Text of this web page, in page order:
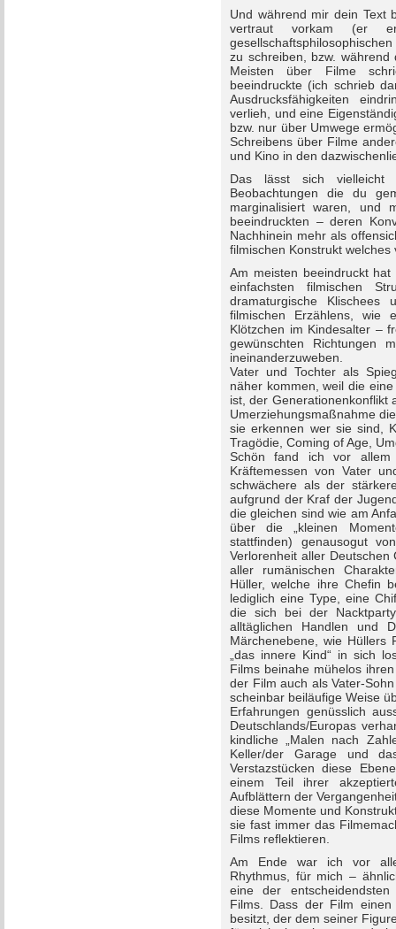
Und während mir dein Text
vertraut vorkam (er
zu schreiben, bzw.
Meisten über Filme
beeindruckte (ich schrieb
Ausdrucksfähigkeiten
verlieh, und eine
bzw. nur über Umwege
Schreibens über Filme
und Kino in den
Das lässt sich vielleicht
Beobachtungen die du
marginalisiert waren, und
beeindruckten – deren
Nachhinein mehr als
filmischen Konstrukt
Am meisten beeindruckt
einfachsten filmischen
dramaturgische Klischees
filmischen Erzählens,
Klötzchen im Kindesalter –
gewünschten Richtungen
ineinanderzuweben.
Vater und Tochter als
näher kommen, weil die
ist, der Generationenkonflikt
Umerziehungsmaßnahme
sie erkennen wer sie sind,
Tragödie, Coming of Age,
Schön fand ich vor allem
Kräftemessen von Vater
schwächere als der
aufgrund der Kraf der
die gleichen sind wie am
über die „kleinen
stattfinden) genausogut
Verlorenheit aller
aller rumänischen
Hüller, welche ihre Chefin
lediglich eine Type, eine
die sich bei der
alltäglichen Handlen und
Märchenebene, wie Hüllers
„das innere Kind“ in sich
Films beinahe mühelos
der Film auch als Vater-
scheinbar beiläufige Weise
Erfahrungen genüsslich
Deutschlands/Europas
kindliche „Malen nach
Keller/der Garage und
Verstazstücken diese
einem Teil ihrer
Aufblättern der
diese Momente und
sie fast immer das
Films reflektieren.
Am Ende war ich vor
Rhythmus, für mich –
eine der
Films. Dass der Film einen
besitzt, der dem seiner